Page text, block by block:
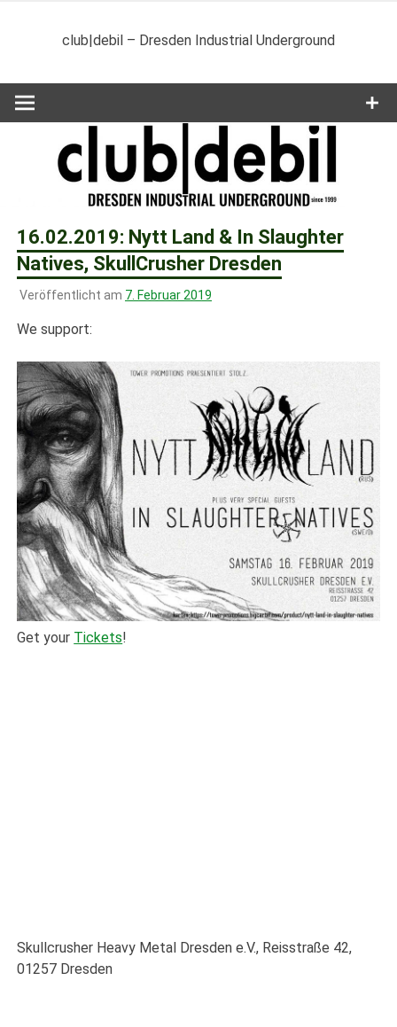
club|debil – Dresden Industrial Underground
16.02.2019: Nytt Land & In Slaughter
Natives, SkullCrusher Dresden
Veröffentlicht am 7. Februar 2019
We support:
Get your Tickets!
Skullcrusher Heavy Metal Dresden e.V., Reisstraße 42,
01257 Dresden